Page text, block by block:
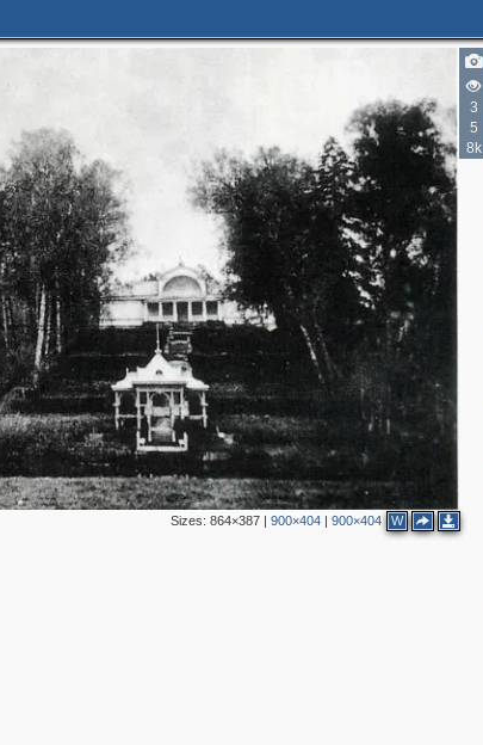
3
5
8k
Sizes: 864×387| 900×404| 900×404 W
2